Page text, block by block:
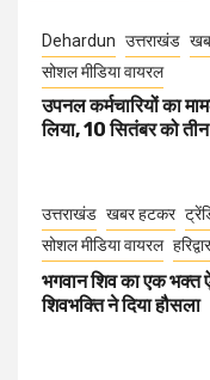
Dehardun उत्तराखंड
सोशल मीडिया वायरल
उपनल कर्मचारियों का
लिया, 10 सितंबर को
उत्तराखंड खबर हटकर
सोशल मीडिया वायरल हरिद्वार
भगवान शिव का एक भक्त
शिवभक्ति ने दिया हौसला